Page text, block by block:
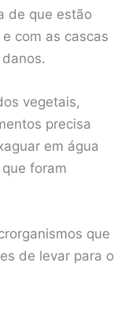
de que estão
com as cascas
vegetais,
precisa
em água
foram
que
de levar para o